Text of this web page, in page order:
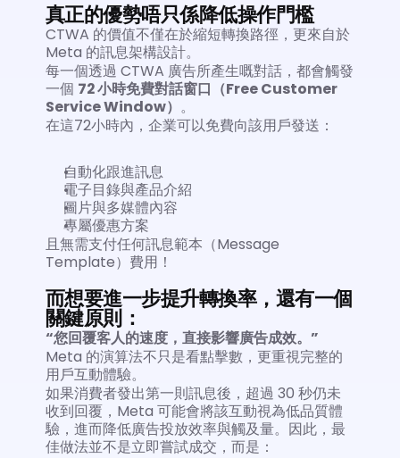
真正的優勢唔只係降低操作門檻
CTWA 的價值不僅在於縮短轉換路徑，更來自於
Meta 的訊息架構設計。
每一個透過 CTWA 廣告所產生嘅對話，都會觸發
一個 72 小時免費對話窗口（Free Customer
Service Window） 。
在這72小時內，企業可以免費向該用戶發送：
自動化跟進訊息
電子目錄與產品介紹
圖片與多媒體內容
專屬優惠方案
且無需支付任何訊息範本（Message
Template）費用！
而想要進一步提升轉換率，還有一個
關鍵原則：
“您回覆客人的速度，直接影響廣告成效。”
Meta 的演算法不只是看點擊數，更重視完整的
用戶互動體驗。
如果消費者發出第一則訊息後，超過 30 秒仍未
收到回覆，Meta 可能會將該互動視為低品質體
驗，進而降低廣告投放效率與觸及量。因此，最
佳做法並不是立即嘗試成交，而是：